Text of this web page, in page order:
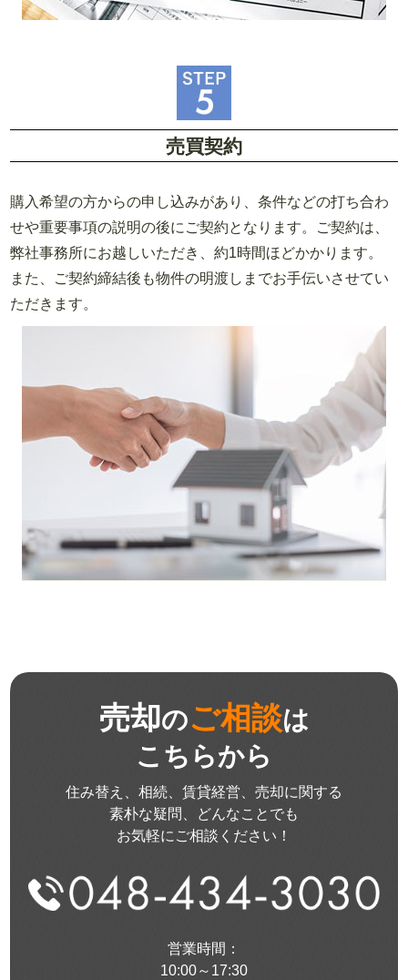
売買契約
購入希望の方からの申し込みがあり、条件などの打ち合わ
せや重要事項の説明の後にご契約となります。ご契約は、
弊社事務所にお越しいただき、約1時間ほどかかります。
また、ご契約締結後も物件の明渡しまでお手伝いさせてい
ただきます。
売却のご相談は
こちらから
住み替え、相続、賃貸経営、売却に関する
素朴な疑問、どんなことでも
お気軽にご相談ください！
営業時間：
10:00～17:30